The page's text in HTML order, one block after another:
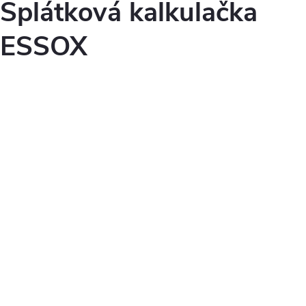
Splátková kalkulačka
ESSOX